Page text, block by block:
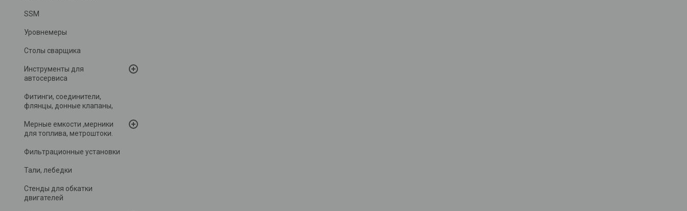
SSM
Уровнемеры
Столы сварщика
Инструменты для
автосервиса
Фитинги, соединители,
флянцы, донные клапаны,
Мерные емкости ,мерники
для топлива, метроштоки.
Фильтрационные установки
Тали, лебедки
Стенды для обкатки
двигателей